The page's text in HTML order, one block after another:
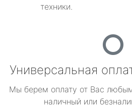
техники.
Универсальная
Мы берем оплату от Вас
наличный или